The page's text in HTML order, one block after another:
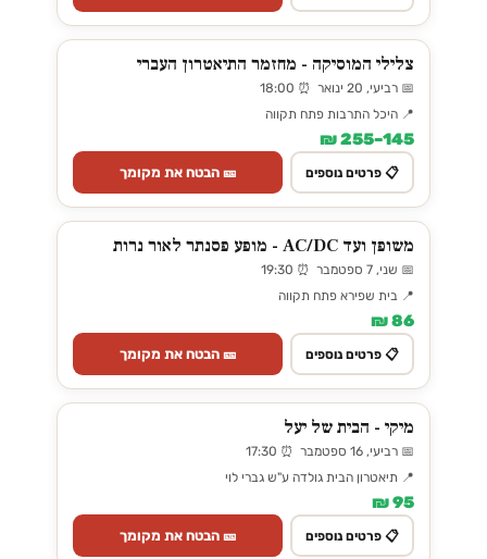
צלילי המוסיקה - מחזמר התיאטרון העברי
📅 רביעי, 20 ינואר ⏰ 18:00
📍 היכל התרבות פתח תקווה
145–255 ₪
📋 פרטים נוספים 🎫 הבטח את מקומך
משופן ועד AC/DC - מופע פסנתר לאור נרות
📅 שני, 7 ספטמבר ⏰ 19:30
📍 בית שפירא פתח תקווה
86 ₪
📋 פרטים נוספים 🎫 הבטח את מקומך
מיקי - הבית של יעל
📅 רביעי, 16 ספטמבר ⏰ 17:30
📍 תיאטרון הבית גולדה ע"ש גברי לוי
95 ₪
📋 פרטים נוספים 🎫 הבטח את מקומך